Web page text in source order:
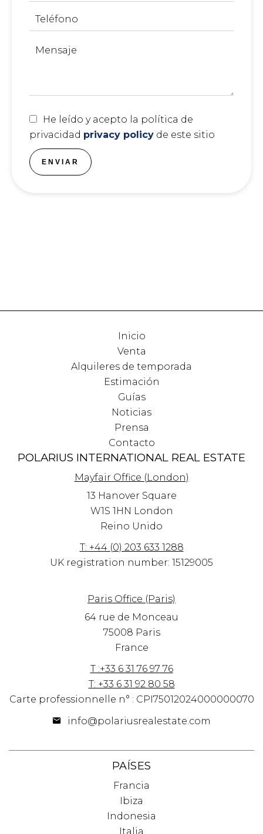
He leído y acepto la política de
privacidad privacy policy de este sitio
ENVIAR
Inicio
Venta
Alquileres de temporada
Estimación
Guías
Noticias
Prensa
Contacto
POLARIUS INTERNATIONAL REAL ESTATE
Mayfair Office (London)
13 Hanover Square
W1S 1HN London
Reino Unido
T: +44 (0) 203 633 1288
UK registration number: 15129005
Paris Office (Paris)
64 rue de Monceau
75008 Paris
France
T :+33 6 31 76 97 76
T: +33 6 31 92 80 58
Carte professionnelle n° : CPI75012024000000070
info@polariusrealestate.com
PAÍSES
Francia
Ibiza
Indonesia
Italia